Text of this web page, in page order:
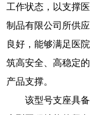
工作状态，以支撑
制品有限公司所供
良好，能够满足医
筑高安全、高稳定
产品支撑。
该型号支座具